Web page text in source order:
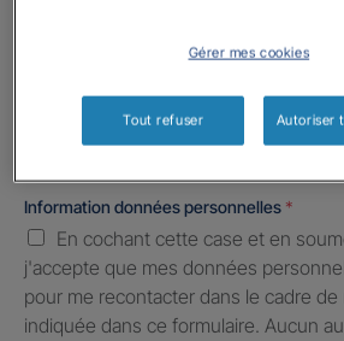
Information données personnelles *
En cochant cette case et en
j'accepte que mes données
pour me recontacter dans le cadre de
indiquée dans ce formulaire. Aucun
Gérer mes cookies
Tout refuser Autoriser